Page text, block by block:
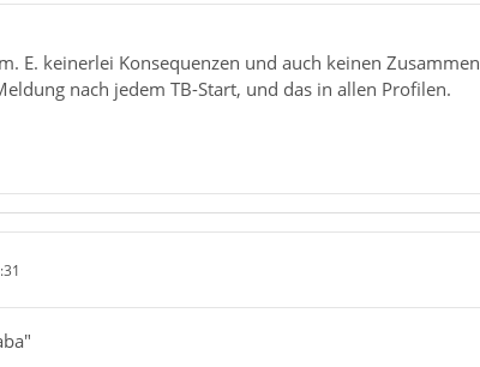
print.printer_Canon_MP550_series.print_scaling	1,00
E. keinerlei Konsequenzen und auch keinen
nach jedem TB-Start, und das in allen Profilen.